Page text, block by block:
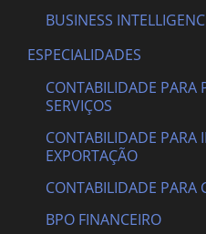
BUSINESS
ESPECIALIDADES
CONTABILIDADE PARA
SERVIÇOS
CONTABILIDADE PARA
EXPORTAÇÃO
CONTABILIDADE PARA
BPO FINANCEIRO